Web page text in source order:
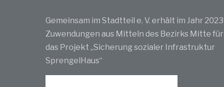
Gemeinsam im Stadtteil e. V. erhält im Jahr 2023
Zuwendungen aus Mitteln des Bezirks Mitte für
das Projekt „Sicherung sozialer Infrastruktur
SprengelHaus“